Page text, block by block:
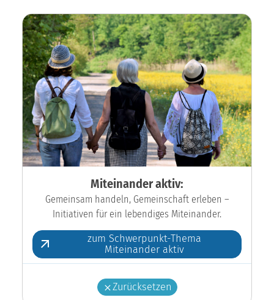
Miteinander aktiv:
Gemeinsam handeln, Gemeinschaft erleben –
Initiativen für ein lebendiges Miteinander.
zum Schwerpunkt-Thema
Miteinander aktiv
Zurücksetzen